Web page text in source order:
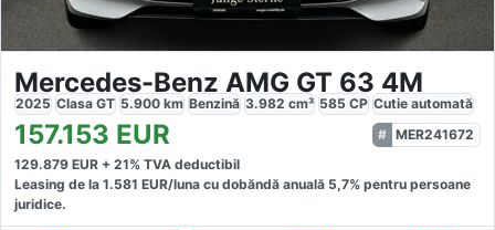
Mercedes-Benz AMG GT 63 4M
2025 Clasa GT 5.900 km Benzină 3.982 cm³ 585 CP Cutie automată
157.153 EUR
MER241672
129.879 EUR + 21% TVA deductibil
Leasing de la 1.581 EUR/luna cu dobăndă anuală 5,7% pentru persoane
juridice.